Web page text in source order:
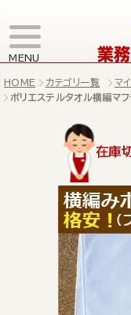
MENU 業
HOME カテゴリ一覧
マ
ポリエステルタオル横編マ
在庫